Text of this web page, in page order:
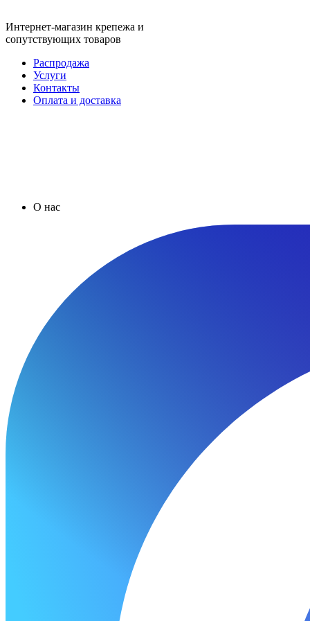
Интернет-магазин крепежа и
сопутствующих товаров
Распродажа
Услуги
Контакты
Оплата и доставка
О нас